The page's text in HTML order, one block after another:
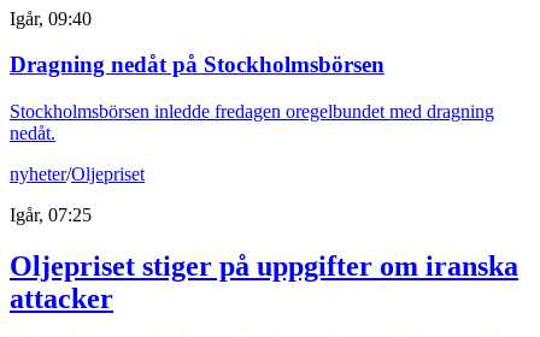
Igår, 09:40
Dragning nedåt på Stockholmsbörsen
Stockholmsbörsen inledde fredagen oregelbundet med dragning
nedåt.
nyheter/Oljepriset
Igår, 07:25
Oljepriset stiger på uppgifter om iranska
attacker